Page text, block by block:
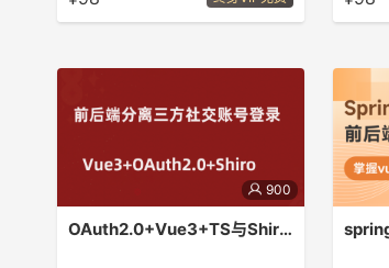
900
OAuth2.0+Vue3+TS与Shiro+Springboot实战